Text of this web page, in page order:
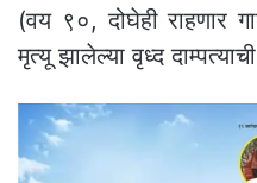
(वय ९०, दोघेही राहणार
मृत्यू झालेल्या वृध्द